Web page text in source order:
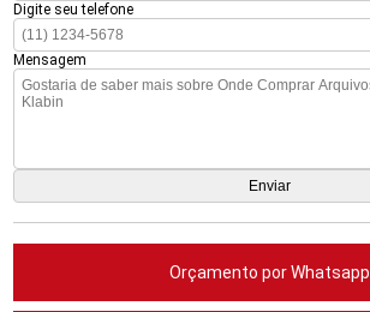
Digite seu telefone
Mensagem
Orçamento por Whatsapp